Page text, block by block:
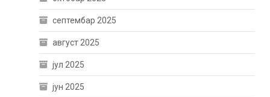
септембар 2025
август 2025
јул 2025
јун 2025